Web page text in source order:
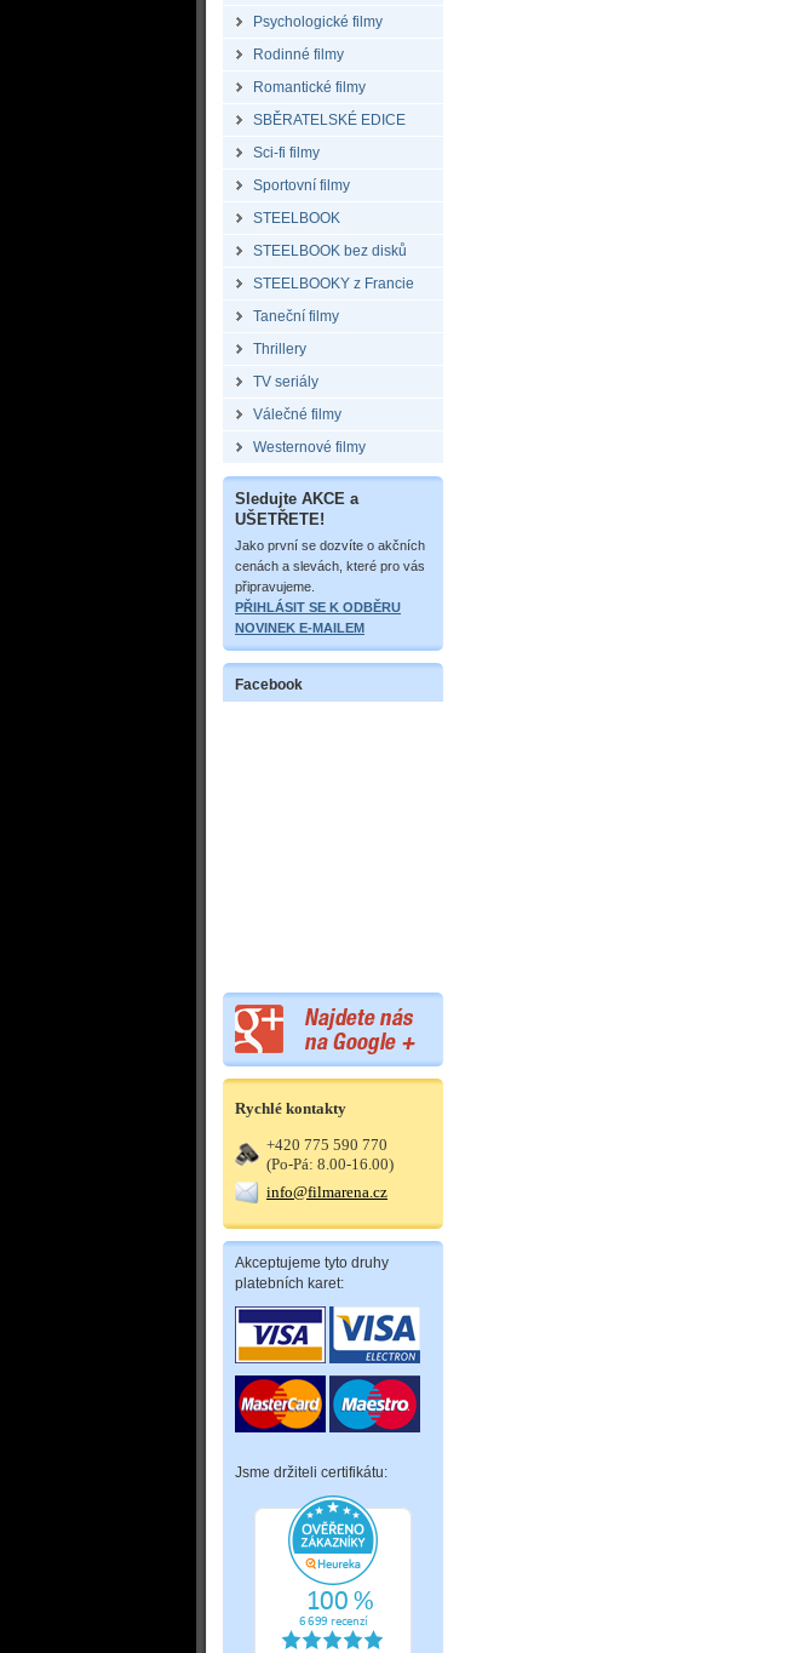
Psychologické filmy
Rodinné filmy
Romantické filmy
SBĚRATELSKÉ EDICE
Sci-fi filmy
Sportovní filmy
STEELBOOK
STEELBOOK bez disků
STEELBOOKY z Francie
Taneční filmy
Thrillery
TV seriály
Válečné filmy
Westernové filmy
Sledujte AKCE a
UŠETŘETE!
Jako první se dozvíte o akčních
cenách a slevách, které pro vás
připravujeme.
PŘIHLÁSIT SE K ODBĚRU
NOVINEK E-MAILEM
Facebook
Rychlé kontakty
+420 775 590 770
(Po-Pá: 8.00-16.00)
info@filmarena.cz
Akceptujeme tyto druhy
platebních karet:
Jsme držiteli certifikátu: